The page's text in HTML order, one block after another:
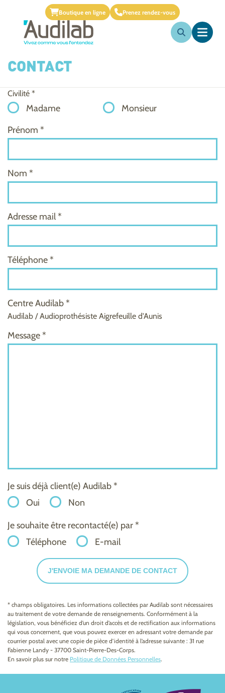
Boutique en ligne Prenez rendez-vous
CONTACT
Civilité *
Madame
Monsieur
Prénom *
Nom *
Adresse mail *
Téléphone *
Centre Audilab *
Audilab / Audioprothésiste Aigrefeuille d'Aunis
Message *
Je suis déjà client(e) Audilab *
Oui
Non
Je souhaite être recontacté(e) par *
Téléphone
E-mail
J'ENVOIE MA DEMANDE DE CONTACT
* champs obligatoires. Les informations collectées par Audilab sont nécessaires
au traitement de votre demande de renseignements. Conformément à la
législation, vous bénéficiez d’un droit d’accès et de rectification aux informations
qui vous concernent, que vous pouvez exercer en adressant votre demande par
courrier postal avec une copie de pièce d’identité à l’adresse suivante : 31 rue
Fabienne Landy - 37700 Saint-Pierre-Des-Corps.
En savoir plus sur notre Politique de Données Personnelles.